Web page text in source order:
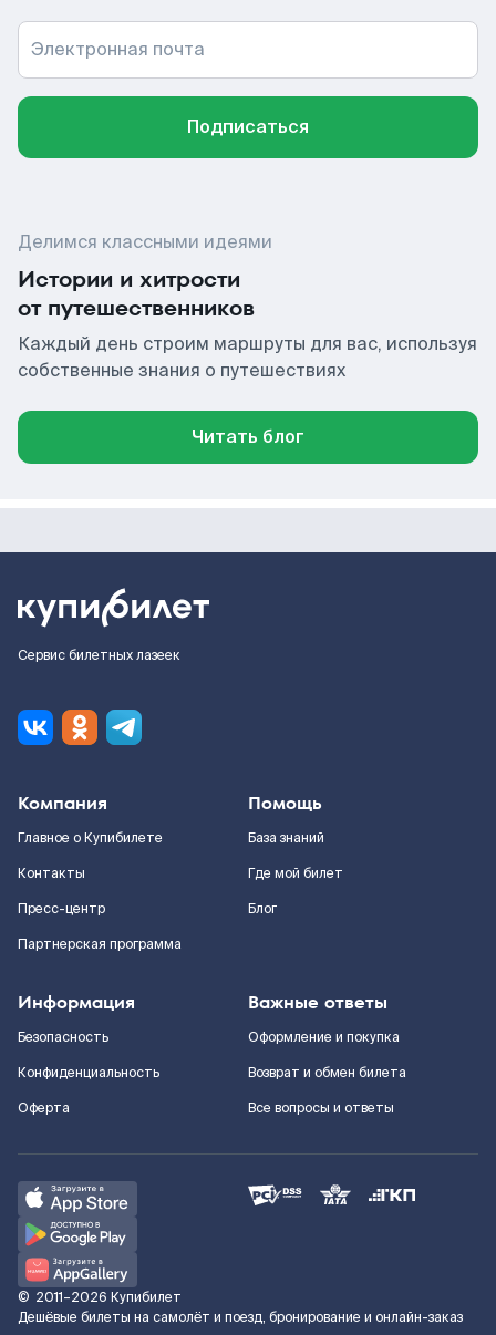
Электронная почта
Подписаться
Делимся классными идеями
Истории и хитрости
от путешественников
Каждый день строим маршруты для вас, используя
собственные знания о путешествиях
Читать блог
Сервис билетных лазеек
Компания
Главное о Купибилете
Контакты
Пресс-центр
Партнерская программа
Помощь
База знаний
Где мой билет
Блог
Информация
Безопасность
Конфиденциальность
Оферта
Важные ответы
Оформление и покупка
Возврат и обмен билета
Все вопросы и ответы
© 2011–2026 Купибилет
Дешёвые билеты на самолёт и поезд, бронирование и онлайн-заказ